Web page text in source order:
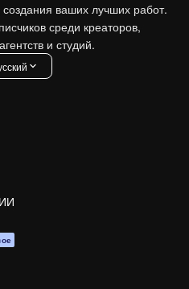
ваших лучших работ.
среди креаторов,
и студий.